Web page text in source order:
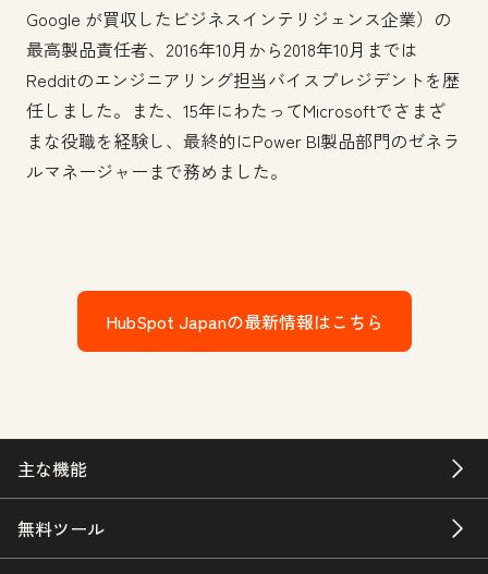
Google が買収したビジネスインテリジェンス企業）の
最高製品責任者、2016年10月から2018年10月までは
Redditのエンジニアリング担当バイスプレジデントを歴
任しました。また、15年にわたってMicrosoftでさまざ
まな役職を経験し、最終的にPower BI製品部門のゼネラ
ルマネージャーまで務めました。
HubSpot Japanの最新情報はこちら
主な機能
無料ツール